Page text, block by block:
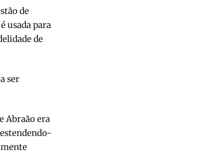
de
usada para
de
ser
Abraão era